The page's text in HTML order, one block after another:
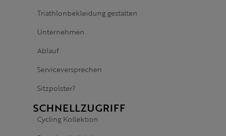
Triathlonbekleidung gestalten
Unternehmen
Ablauf
Serviceversprechen
Sitzpolster?
SCHNELLZUGRIFF
Cycling Kollektion